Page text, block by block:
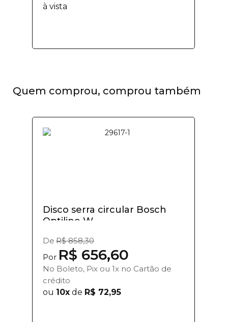
à vista
Quem comprou, comprou também
Disco serra circular Bosch
Optiline W...
De R$ 858,30
Por R$ 656,60
No Boleto, Pix ou 1x no Cartão de
crédito
ou 10x de R$ 72,95